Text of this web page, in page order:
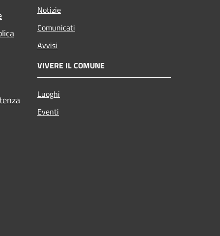
Notizie
Comunicati
Avvisi
VIVERE IL COMUNE
Luoghi
Eventi